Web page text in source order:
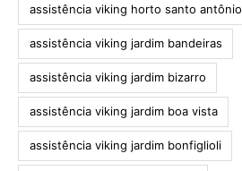
assistência viking horto santo antônio
assistência viking jardim bandeiras
assistência viking jardim bizarro
assistência viking jardim boa vista
assistência viking jardim bonfiglioli